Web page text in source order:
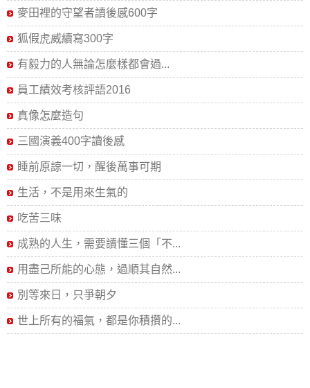
麥田裡的守望者讀後感600字
狐假虎威續寫300字
有毅力的人無論怎麼樣都會過...
員工績效考核評語2016
真像怎麼造句
三國演義400字讀後感
睡前原諒一切，醒後萬事可期
生活，不是用來生氣的
吃苦三味
成熟的人生，需要讀懂三個「不...
用盡己所能的心態，過順其自然...
別等來日，只爭朝夕
世上所有的福氣，都是你積攢的...